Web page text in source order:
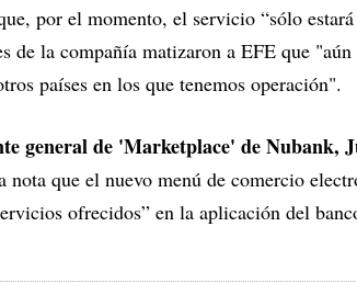
por el momento, el servicio “sólo
de la compañía matizaron a EFE que
países en los que tenemos operación".
general de 'Marketplace' de Nubank,
nota que el nuevo menú de comercio
ofrecidos” en la aplicación del